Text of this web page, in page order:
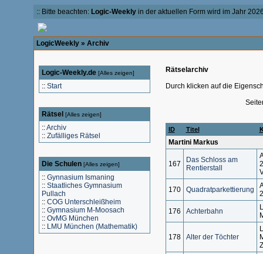
:: Bitte beachten: Logic-Weeklyin der aktuellen Form wird im Jahr
LogicWeekly» Archiv
Logic-Weekly.de [Alles zeigen]
:: Start
Rätsel [Alles zeigen]
::Archiv
:: Zufälliges Rätsel
Die Schulen [Alles zeigen]
:: Gynnasium Ismaning
:: Staatliches Gymnasium
Pullach
:: COG Unterschleißheim
:: Gymnasium M-Moosach
:: OvMG München
:: LMU München (Mathematik)
Rätselarchiv
Durch klicken auf die
ID Titel
Martini Markus
167
Das Schloss am
Rentierstall
170 Quadratparkettierung
176 Achterbahn
178 Alter der Töchter